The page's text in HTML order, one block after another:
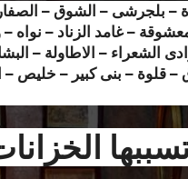
– بلجرشى – الشوق –
– غامد الزناد – نواه
الشعراء – الاطاولة –
– قلوة – بنى كبير – خليص